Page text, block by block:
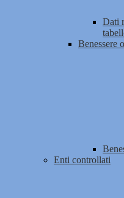
Dati
Benessere
Enti controllati